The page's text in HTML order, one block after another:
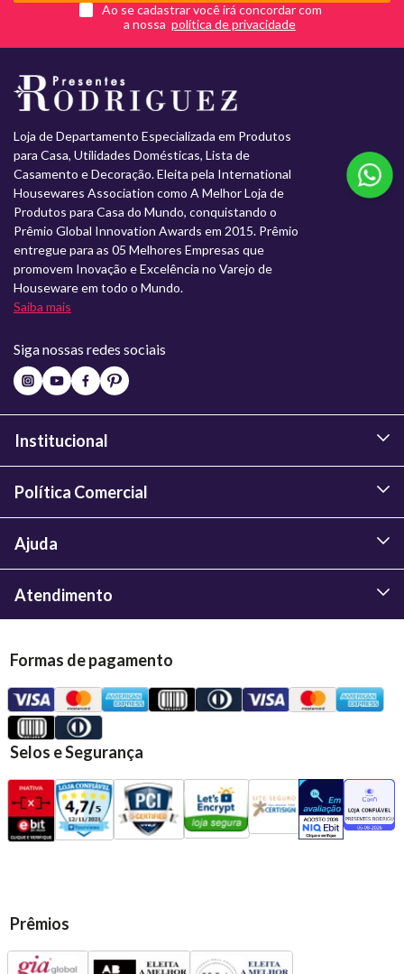
Ao se cadastrar você irá concordar com
a nossa
Loja de Departamento Especializada em Produtos
para Casa, Utilidades Domésticas, Lista de
Casamento e Decoração. Eleita pela International
Housewares Association como A Melhor Loja de
Produtos para Casa do Mundo, conquistando o
Prêmio Global Innovation Awards em 2015. Prêmio
entregue para as 05 Melhores Empresas que
promovem Inovação e Excelência no Varejo de
Houseware em todo o Mundo.
Saiba mais
Siga nossas redes sociais
Institucional
Política Comercial
Ajuda
Atendimento
Formas de pagamento
Selos e Segurança
Prêmios